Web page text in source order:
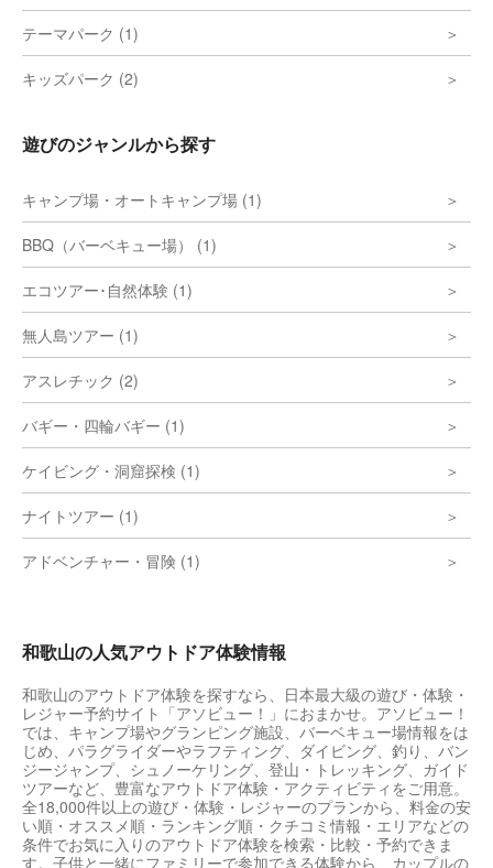
テーマパーク (1)
キッズパーク (2)
遊びのジャンルから探す
キャンプ場・オートキャンプ場 (1)
BBQ（バーベキュー場） (1)
エコツアー･自然体験 (1)
無人島ツアー (1)
アスレチック (2)
バギー・四輪バギー (1)
ケイビング・洞窟探検 (1)
ナイトツアー (1)
アドベンチャー・冒険 (1)
和歌山の人気アウトドア体験情報
和歌山のアウトドア体験を探すなら、日本最大級の遊び・体験・
レジャー予約サイト「アソビュー！」におまかせ。アソビュー！
では、キャンプ場やグランピング施設、バーベキュー場情報をは
じめ、パラグライダーやラフティング、ダイビング、釣り、バン
ジージャンプ、シュノーケリング、登山・トレッキング、ガイド
ツアーなど、豊富なアウトドア体験・アクティビティをご用意。
全18,000件以上の遊び・体験・レジャーのプランから、料金の安
い順・オススメ順・ランキング順・クチコミ情報・エリアなどの
条件でお気に入りのアウトドア体験を検索・比較・予約できま
す。子供と一緒にファミリーで参加できる体験から、カップルの